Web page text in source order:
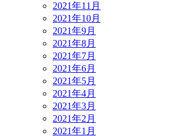
2021年11月
2021年10月
2021年9月
2021年8月
2021年7月
2021年6月
2021年5月
2021年4月
2021年3月
2021年2月
2021年1月